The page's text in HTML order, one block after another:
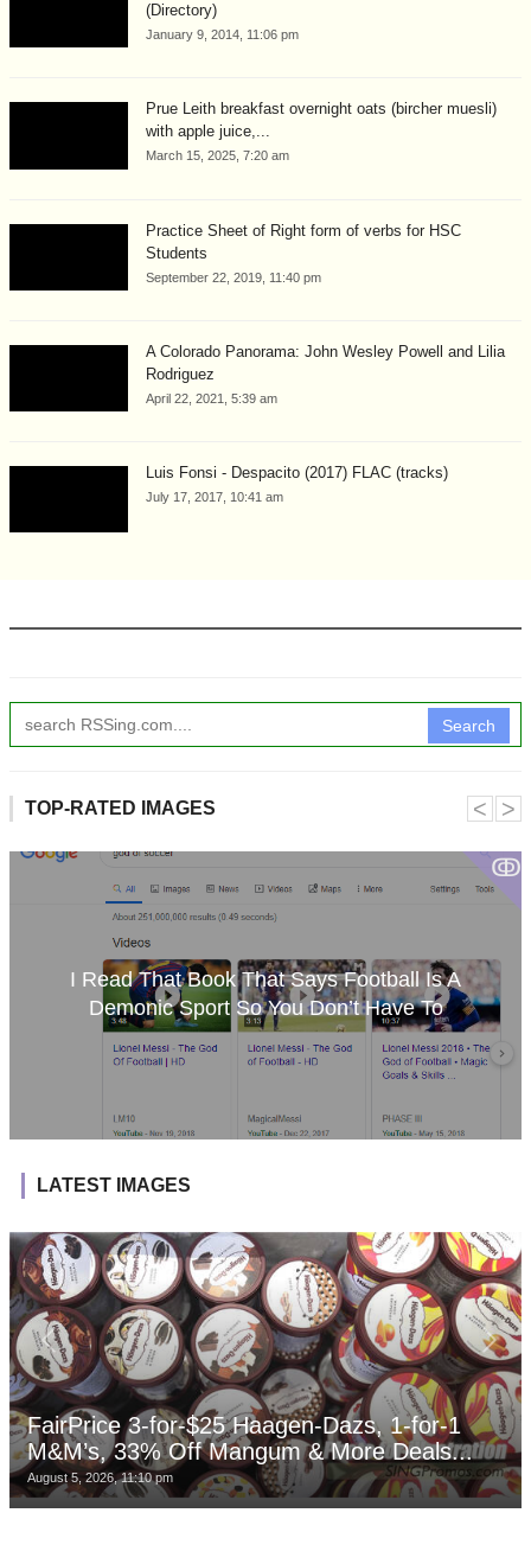
(Directory)
January 9, 2014, 11:06 pm
Prue Leith breakfast overnight oats (bircher muesli)
with apple juice,...
March 15, 2025, 7:20 am
Practice Sheet of Right form of verbs for HSC
Students
September 22, 2019, 11:40 pm
A Colorado Panorama: John Wesley Powell and Lilia
Rodriguez
April 22, 2021, 5:39 am
Luis Fonsi - Despacito (2017) FLAC (tracks)
July 17, 2017, 10:41 am
Search
TOP-RATED IMAGES
ↂ
I Read That Book That Says Football Is A
Demonic Sport So You Don’t Have To
˂ ˃
LATEST IMAGES
FairPrice 3-for-$25 Haagen-Dazs, 1-for-1
M&M’s, 33% Off Mangum & More Deals...
August 5, 2026, 11:10 pm